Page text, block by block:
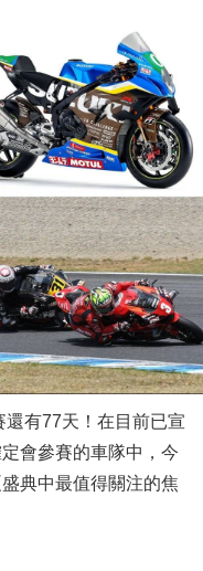
有77天！在目前已宣
會參賽的車隊中，今
典中最值得關注的焦